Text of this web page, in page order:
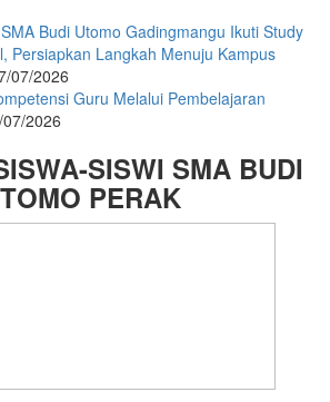
Budi Utomo Gadingmangu Ikuti Study
Persiapkan Langkah Menuju Kampus
07/2026
Guru Melalui Pembelajaran
2026
SISWI SMA BUDI
PERAK